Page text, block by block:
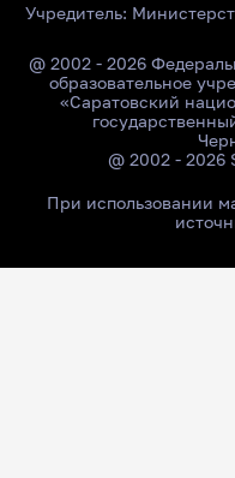
Учредитель:
@ 2002 - 2026
образовательное
«Саратовский
@ 2002 - 2026
При использовании